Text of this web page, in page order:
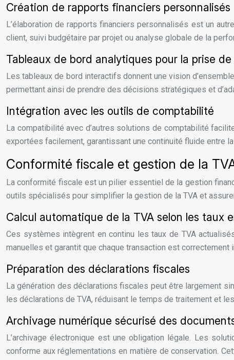
Création de rapports financiers personnalisés
L’élaboration de rapports financiers personnalisés est un
client, suivi budgétaire par projet ou analyse globale de la
Tableaux de bord analytiques pour la prise
Les tableaux de bord interactifs donnent une vision
permettant ainsi de prendre des décisions stratégiques et
Intégration avec les outils de comptabilité
La compatibilité avec d’autres solutions de comptabilité
exportées facilement, garantissant une continuité fluide entre
Conformité fiscale et gestion de la
La conformité fiscale est un pilier essentiel de la gestion
outils spécialisés pour simplifier la gestion de la TVA et
Calcul automatique de la TVA selon les taux
Ces systèmes intègrent en continu les taux de TVA
manuelles et garantit que chaque transaction est
Préparation des déclarations fiscales
La génération des déclarations fiscales peut être largement
les déclarations de TVA, réduisant le temps de traitement et
Archivage numérique sécurisé des
L’archivage électronique est une obligation légale. Les
conforme aux réglementations en matière de conservation.